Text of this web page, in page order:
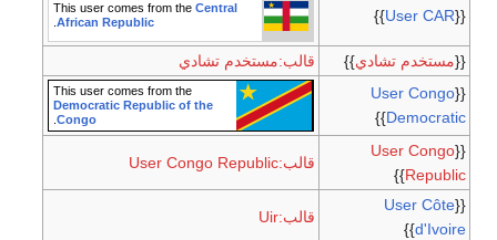
{{
User CAR
}}
This user comes from the Central
African Republic
{{مستخدم تشادي}}
قالب:مستخدم تشادي
{{
User Congo
Democratic
}}
This user comes from the
Democratic Republic of the
Congo
{{
User Congo
Republic
}}
قالب:User Congo Republic
{{
User Côte
d'Ivoire
}}
قالب:Uir